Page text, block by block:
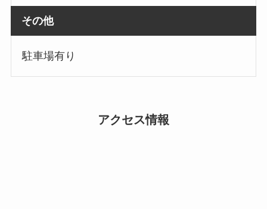
その他
駐車場有り
アクセス情報